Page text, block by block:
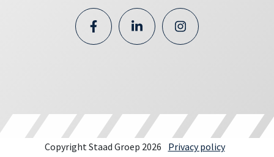
Copyright Staad Groep 2026
Privacy policy